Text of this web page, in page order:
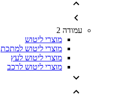
עמודה 2
מוצרי ליטוש
מוצרי ליטוש למתכת
מוצרי ליטוש לעץ
מוצרי ליטוש לרכב